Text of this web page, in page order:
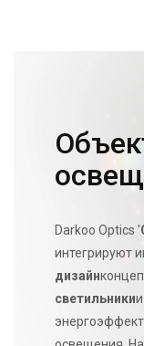
Darkoo Optics '
интегрируют
дизайн
светильникии